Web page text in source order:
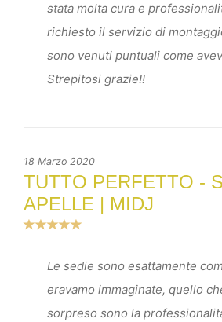
stata molta cura e
richiesto il servizio di
sono venuti puntuali come
Strepitosi grazie!!
18 Marzo 2020
TUTTO PERFETTO -
APELLE | MIDJ
Le sedie sono esattamente
eravamo immaginate, quello
sorpreso sono la